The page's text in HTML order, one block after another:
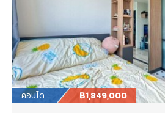
คอนโด ฿1,849,000